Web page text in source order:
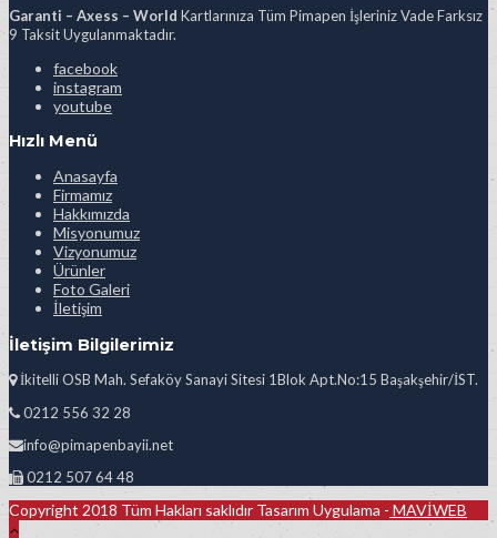
Garanti – Axess – World Kartlarınıza Tüm Pimapen İşleriniz Vade Farksız
9 Taksit Uygulanmaktadır.
facebook
instagram
youtube
Hızlı Menü
Anasayfa
Firmamız
Hakkımızda
Misyonumuz
Vizyonumuz
Ürünler
Foto Galeri
İletişim
İletişim Bilgilerimiz
İkitelli OSB Mah. Sefaköy Sanayi Sitesi 1Blok Apt.No:15 Başakşehir/İST.
0212 556 32 28
info@pimapenbayii.net
0212 507 64 48
Copyright 2018 Tüm Hakları saklıdır Tasarım Uygulama - MAVİWEB